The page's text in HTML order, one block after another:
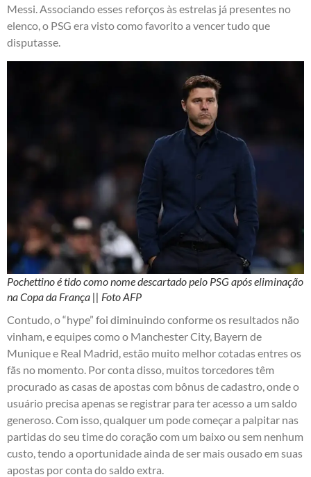
Messi. Associando esses reforços às estrelas já presentes no
elenco, o PSG era visto como favorito a vencer tudo que
disputasse.
Pochettino é tido como nome descartado pelo PSG após eliminação
na Copa da França || Foto AFP
Contudo, o “hype” foi diminuindo conforme os resultados não
vinham, e equipes como o Manchester City, Bayern de
Munique e Real Madrid, estão muito melhor cotadas entres os
fãs no momento. Por conta disso, muitos torcedores têm
procurado ascasas de apostas com bônus de cadastro , onde o
usuário precisa apenas se registrar para ter acesso a um saldo
generoso. Com isso, qualquer um pode começar a palpitar nas
partidas do seu time do coração com um baixo ou sem nenhum
custo, tendo a oportunidade ainda de ser mais ousado em suas
apostas por conta do saldo extra.